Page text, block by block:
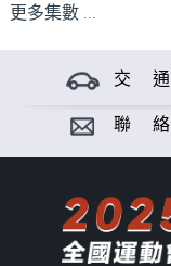
更多集數 ...
交 通
聯 絡